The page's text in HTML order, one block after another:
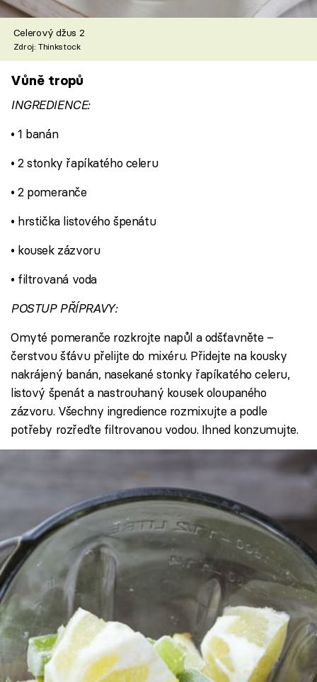
Celerový džus 2
Zdroj: Thinkstock
Vůně tropů
INGREDIENCE:
• 1 banán
• 2 stonky řapíkatého celeru
• 2 pomeranče
• hrstička listového špenátu
• kousek zázvoru
• filtrovaná voda
POSTUP PŘÍPRAVY:
Omyté pomeranče rozkrojte napůl a odšťavněte –
čerstvou šťávu přelijte do mixéru. Přidejte na kousky
nakrájený banán, nasekané stonky řapíkatého celeru,
listový špenát a nastrouhaný kousek oloupaného
zázvoru. Všechny ingredience rozmixujte a podle
potřeby rozřeďte filtrovanou vodou. Ihned konzumujte.